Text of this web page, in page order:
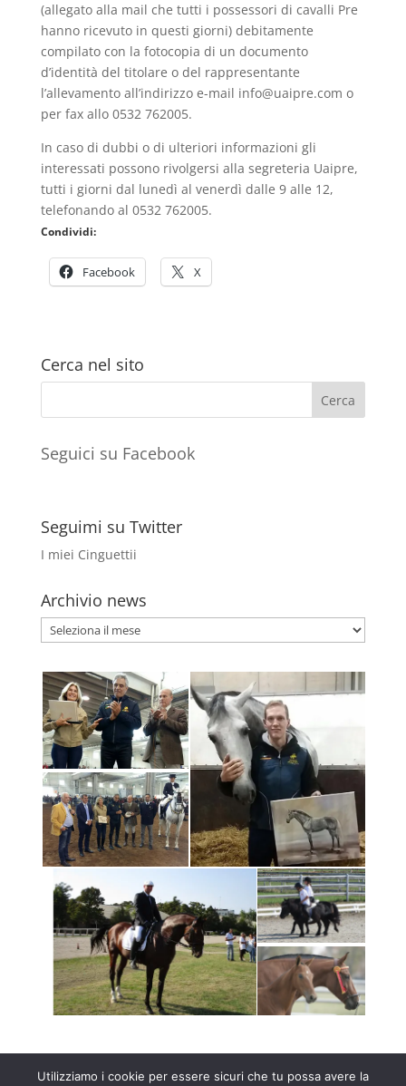
(allegato alla mail che tutti i possessori di cavalli Pre
hanno ricevuto in questi giorni) debitamente
compilato con la fotocopia di un documento
d’identità del titolare o del rappresentante
l’allevamento all’indirizzo e-mail info@uaipre.com o
per fax allo 0532 762005.
In caso di dubbi o di ulteriori informazioni gli
interessati possono rivolgersi alla segreteria Uaipre,
tutti i giorni dal lunedì al venerdì dalle 9 alle 12,
telefonando al 0532 762005.
Condividi:
Facebook X
Cerca nel sito
Seguici su Facebook
Seguimi su Twitter
I miei Cinguettii
Archivio news
Archivio
news
Utilizziamo i cookie per essere sicuri che tu possa avere la